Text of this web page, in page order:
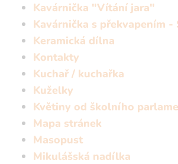
Kavárnička "Vítání jara"
Kavárnička s překvapením -
Keramická dílna
Kontakty
Kuchař / kuchařka
Kuželky
Květiny od školního
Mapa stránek
Masopust
Mikulášská nadílka